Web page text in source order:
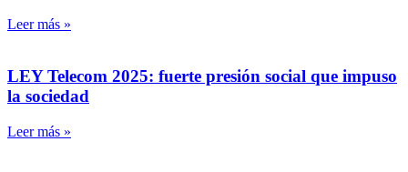
Leer más »
LEY Telecom 2025: fuerte presión social que impuso
la sociedad
Leer más »